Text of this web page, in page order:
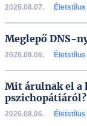
2026.08.07. Életstílus
Meglepő DNS-
2026.08.06. Életstílus
Mit árulnak el a
pszichopátiáról?
2026.08.06. Életstílus